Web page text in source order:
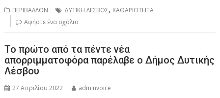
ΠΕΡΙΒΑΛΛΟΝ ΔΥΤΙΚΗ ΛΕΣΒΟΣ, ΚΑΘΑΡΙΟΤΗΤΑ
Αφήστε ένα σχόλιο
Το πρώτο από τα πέντε νέα
απορριμματοφόρα παρέλαβε ο Δήμος Δυτικής
Λέσβου
27 Απριλίου 2022 adminvoice